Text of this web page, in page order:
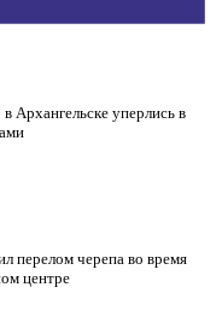
Архангельске уперлись в
перелом черепа во время
центре